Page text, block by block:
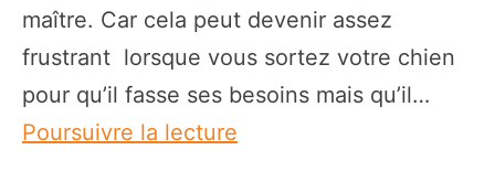
maître. Car cela peut devenir assez
frustrant lorsque vous sortez votre chien
pour qu’il fasse ses besoins mais qu’il…
Poursuivre la lecture